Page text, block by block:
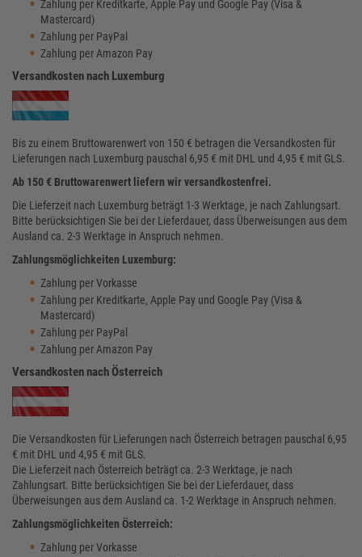
Zahlung per Kreditkarte, Apple Pay und Google Pay (Visa &
Mastercard)
Zahlung per PayPal
Zahlung per Amazon Pay
Versandkosten nach Luxemburg
Bis zu einem Bruttowarenwert von 150 € betragen die Versandkosten für
Lieferungen nach Luxemburg pauschal 6,95 € mit DHL und 4,95 € mit GLS.
Ab 150 € Bruttowarenwert liefern wir versandkostenfrei.
Die Lieferzeit nach Luxemburg beträgt 1-3 Werktage, je nach Zahlungsart.
Bitte berücksichtigen Sie bei der Lieferdauer, dass Überweisungen aus dem
Ausland ca. 2-3 Werktage in Anspruch nehmen.
Zahlungsmöglichkeiten Luxemburg:
Zahlung per Vorkasse
Zahlung per Kreditkarte, Apple Pay und Google Pay (Visa &
Mastercard)
Zahlung per PayPal
Zahlung per Amazon Pay
Versandkosten nach Österreich
Die Versandkosten für Lieferungen nach Österreich betragen pauschal 6,95
€ mit DHL und 4,95 € mit GLS.
Die Lieferzeit nach Österreich beträgt ca. 2-3 Werktage, je nach
Zahlungsart. Bitte berücksichtigen Sie bei der Lieferdauer, dass
Überweisungen aus dem Ausland ca. 1-2 Werktage in Anspruch nehmen.
Zahlungsmöglichkeiten Österreich:
Zahlung per Vorkasse